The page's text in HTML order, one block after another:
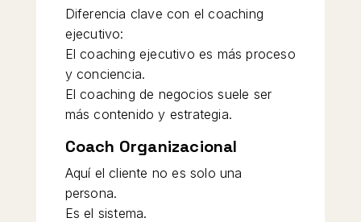
Diferencia clave con el coaching
ejecutivo:
El coaching ejecutivo es más proceso
y conciencia.
El coaching de negocios suele ser
más contenido y estrategia.
Coach Organizacional
Aquí el cliente no es solo una
persona.
Es el sistema.